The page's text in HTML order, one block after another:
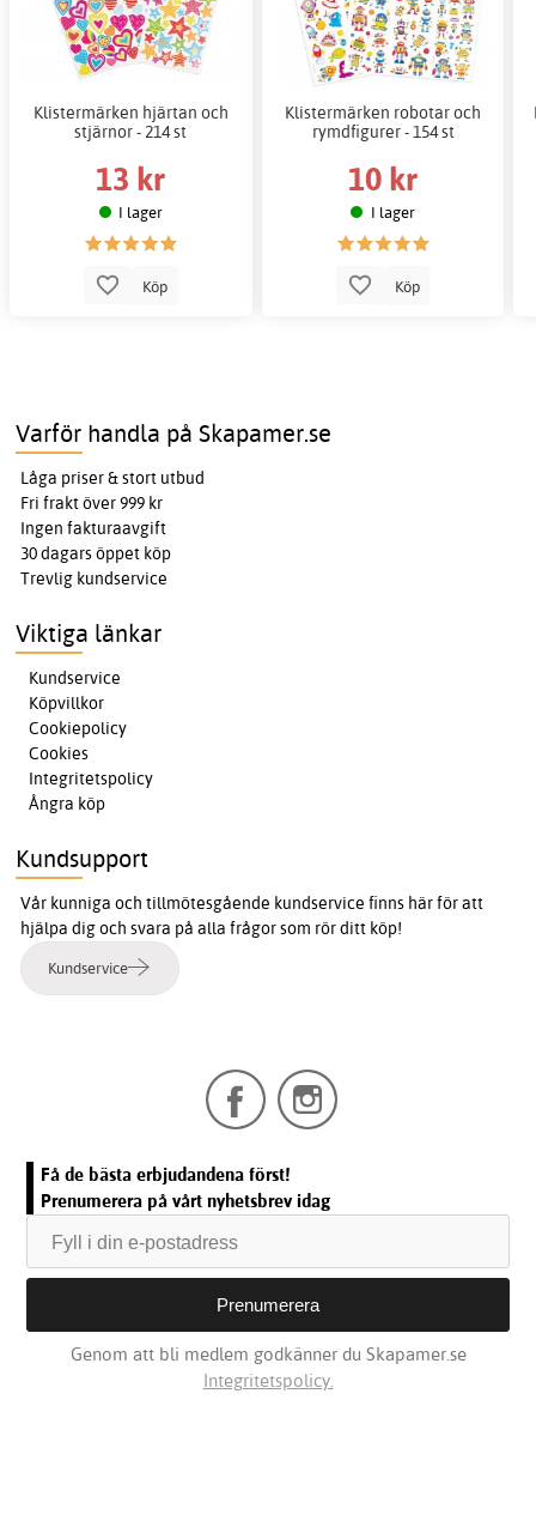
Klistermärken hjärtan och
stjärnor - 214 st
13 kr
I lager
Köp
Klistermärken robotar och
rymdfigurer - 154 st
10 kr
I lager
Köp
Varför handla på Skapamer.se
Låga priser & stort utbud
Fri frakt över 999 kr
Ingen fakturaavgift
30 dagars öppet köp
Trevlig kundservice
Viktiga länkar
Kundservice
Köpvillkor
Cookiepolicy
Cookies
Integritetspolicy
Ångra köp
Kundsupport
Vår kunniga och tillmötesgående kundservice finns här för att
hjälpa dig och svara på alla frågor som rör ditt köp!
Kundservice
Få de bästa erbjudandena först!
Prenumerera på vårt nyhetsbrev idag
Genom att bli medlem godkänner du Skapamer.se
Integritetspolicy.